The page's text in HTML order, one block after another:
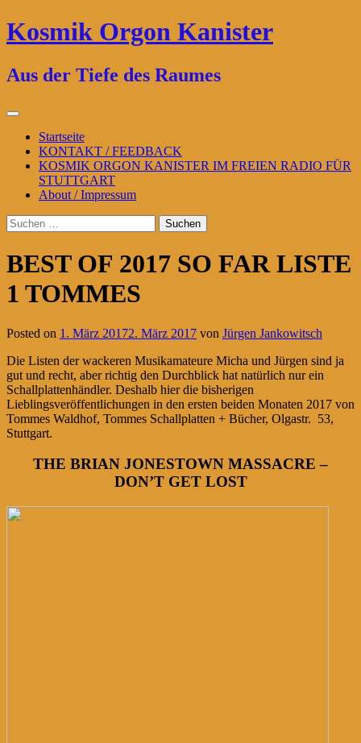
Zum
Inhalt
Kosmik Orgon Kanister
Aus der Tiefe des Raumes
Primäres
Startseite
KONTAKT / FEEDBACK
KOSMIK ORGON KANISTER IM FREIEN RADIO FÜR
STUTTGART
About / Impressum
Suchen
nach:
BEST OF 2017 SO FAR LISTE
1 TOMMES
Posted on 1. März 20172. März 2017 von Jürgen Jankowitsch
Die Listen der wackeren Musikamateure Micha und Jürgen sind ja
gut und recht, aber richtig den Durchblick hat natürlich nur ein
Schallplattenhändler. Deshalb hier die bisherigen
Lieblingsveröffentlichungen in den ersten beiden Monaten 2017 von
Tommes Waldhof, Tommes Schallplatten + Bücher, Olgastr. 53,
Stuttgart.
THE BRIAN JONESTOWN MASSACRE –
DON’T GET LOST